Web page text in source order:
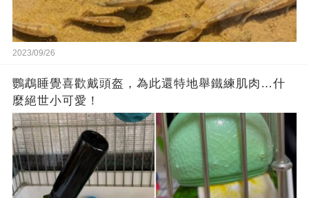
2023/09/26
鸚鵡睡覺喜歡戴頭盔，為此還特地舉鐵練肌肉…什
麼絕世小可愛！